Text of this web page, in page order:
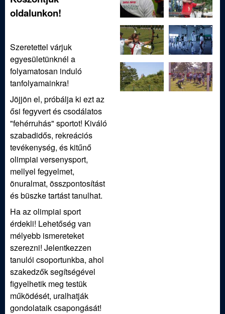
oldalunkon!
Szeretettel várjuk
egyesületünknél a
folyamatosan induló
tanfolyamainkra!
Jöjjön el, próbálja ki ezt az
ősi fegyvert és csodálatos
"fehérruhás" sportot! Kiváló
szabadidős, rekreációs
tevékenység, és kitűnő
olimpiai versenysport,
mellyel fegyelmet,
önuralmat, összpontosítást
és büszke tartást tanulhat.
Ha az olimpiai sport
érdekli! Lehetőség van
mélyebb ismereteket
szerezni! Jelentkezzen
tanulói csoportunkba, ahol
szakedzők segítségével
figyelhetik meg testük
működését, uralhatják
gondolataik csapongását!